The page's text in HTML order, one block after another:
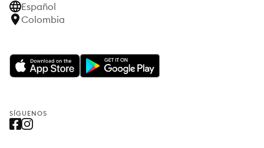
Español
Colombia
SÍGUENOS